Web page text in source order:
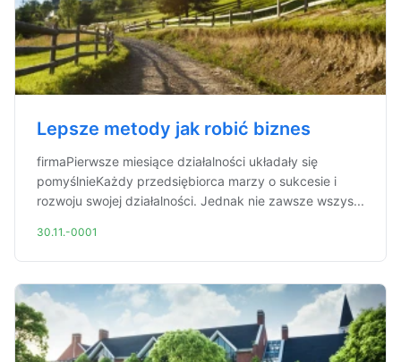
Lepsze metody jak robić biznes
firmaPierwsze miesiące działalności układały się
pomyślnieKażdy przedsiębiorca marzy o sukcesie i
rozwoju swojej działalności. Jednak nie zawsze wszys...
30.11.-0001